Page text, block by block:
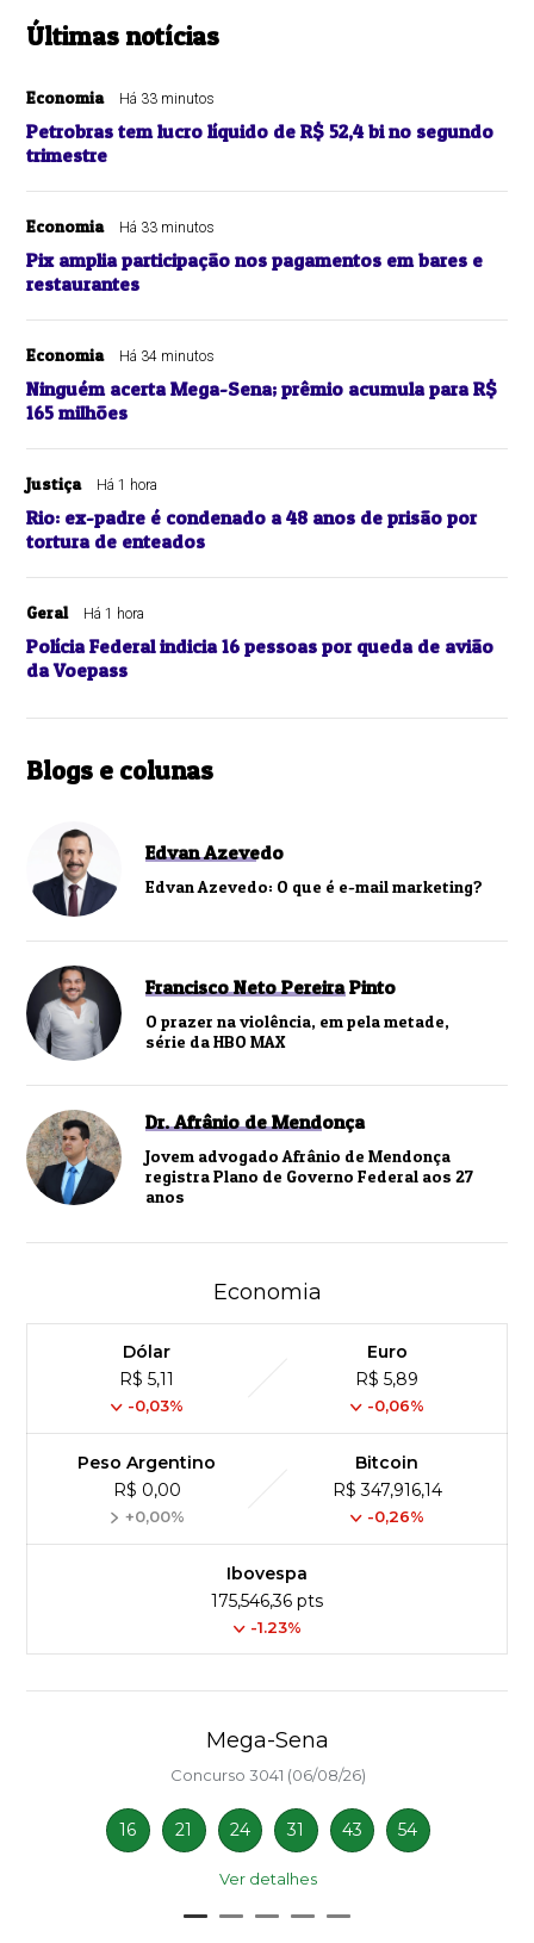
Últimas notícias
Economia Há 33 minutos
Petrobras tem lucro líquido de R$ 52,4 bi no segundo
trimestre
Economia Há 33 minutos
Pix amplia participação nos pagamentos em bares e
restaurantes
Economia Há 34 minutos
Ninguém acerta Mega-Sena; prêmio acumula para R$
165 milhões
Justiça Há 1 hora
Rio: ex-padre é condenado a 48 anos de prisão por
tortura de enteados
Geral Há 1 hora
Polícia Federal indicia 16 pessoas por queda de avião
da Voepass
Blogs e colunas
Edvan Azevedo
Edvan Azevedo: O que é e-mail marketing?
Francisco Neto Pereira Pinto
O prazer na violência, em pela metade,
série da HBO MAX
Dr. Afrânio de Mendonça
Jovem advogado Afrânio de Mendonça
registra Plano de Governo Federal aos 27
anos
Economia
Dólar
R$ 5,11
-0,03%
Euro
R$ 5,89
-0,06%
Peso Argentino
R$ 0,00
+0,00%
Bitcoin
R$ 347,916,14
-0,26%
Ibovespa
175,546,36 pts
-1.23%
Mega-Sena
Concurso 3041 (06/08/26)
16 21 24 31 43 54
Ver detalhes